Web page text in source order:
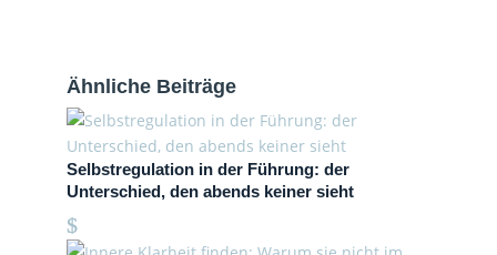
Ähnliche Beiträge
Selbstregulation in der Führung: der
Unterschied, den abends keiner sieht